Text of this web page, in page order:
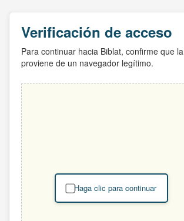
Verificación de acceso
Para continuar hacia Biblat, confirme que
proviene de un navegador legítimo.
Haga clic para continuar